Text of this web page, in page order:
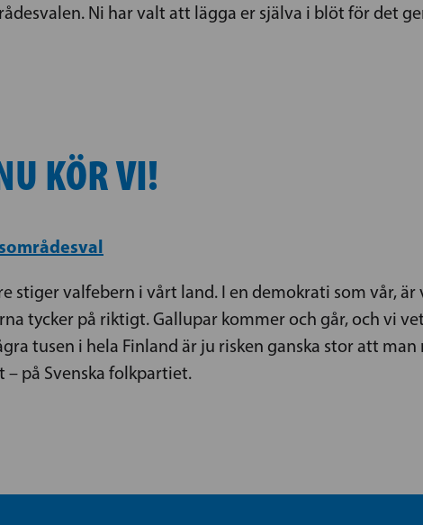
Ni har valt att lägga er själva i blöt för det
KÖR VI!
stiger valfebern i vårt land. I en demokrati som vår,
tycker på riktigt. Gallupar kommer och går, och vi
tusen i hela Finland är ju risken ganska stor att
på Svenska folkpartiet.